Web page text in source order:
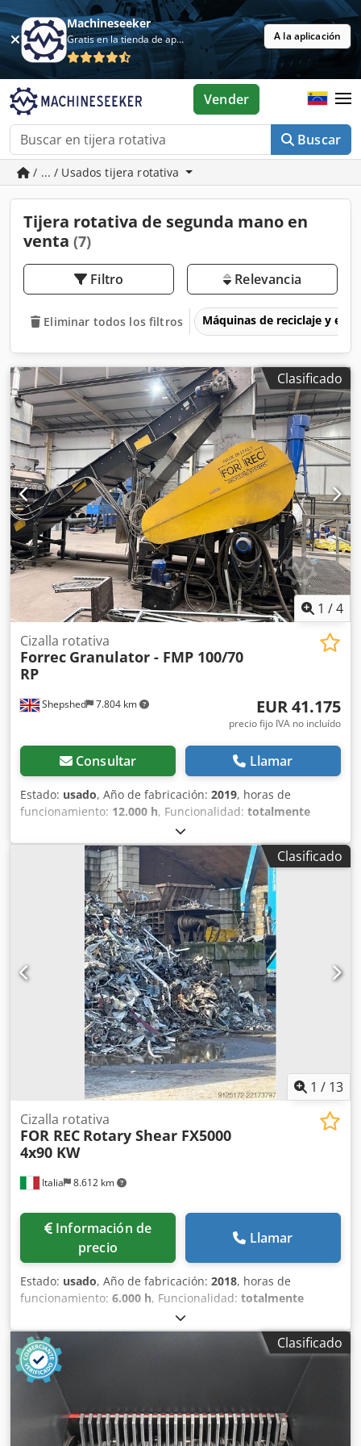
Machineseeker
Gratis en la tienda de aplicaciones A la aplicación
Buscar
Vender
/ ... / Usados tijera rotativa
Tijera rotativa de segunda mano en
venta (7)
Filtro Relevancia
Eliminar todos los filtros Máquinas de reciclaje y
Clasificado
1 /4
Shepshed 7.804 km
Cizalla rotativa
Forrec Granulator - FMP 100/70
RP
EUR 41.175
precio fijo IVA no incluído
Consultar Llamar
Estado: usado, Año de fabricación: 2019, horas de
funcionamiento: 12.000 h, Funcionalidad: totalmente
, número de máquina/vehículo:
de la última revisión:2025, peso total:6.800 kg, Ofrecemos
este triturador usado Forrec Granulator - 1000 R.A., con
sistema de corte rotatorio, fabricado en 2019. Fabricante:
Forrec Chodpfx Ajzmyufel Iea Modelo: Granulator - 1000
R.A. Año de fabricación: 2019 Estado: usado ID de
categoría: 552 ID de tipo: 2731 Tipo de máquina: cizalla
rotatoria Si tiene alguna pregunta o necesita más
información, no dude en enviarnos un mensaje o
llamarnos.
Clasificado
1 / 13
Italia 8.612 km
Cizalla rotativa
FOR REC Rotary Shear FX5000
4x90 KW
Información de
precio
Llamar
Estado: usado, Año de fabricación: 2018, horas de
funcionamiento: 6.000 h, Funcionalidad: totalmente
, Ofrecemos esta cizalla rotativa usada FOR REC
Rotary Shear FX5000 4x90 KW, fabricada en 2018. Marca:
FOR REC Modelo: Rotary Shear FX5000 4x90 KW Año de
fabricación: 2018 Condición: usada Horas de
funcionamiento: 6000 El suministro incluye: - Cizalla
rotativa FOR REC FX5000 completa con tolva y conducto de
descarga de apoyo. - Mando a distancia - Panel de control
eléctrico con pantalla táctil HMI y cables de conexión
Clasificado